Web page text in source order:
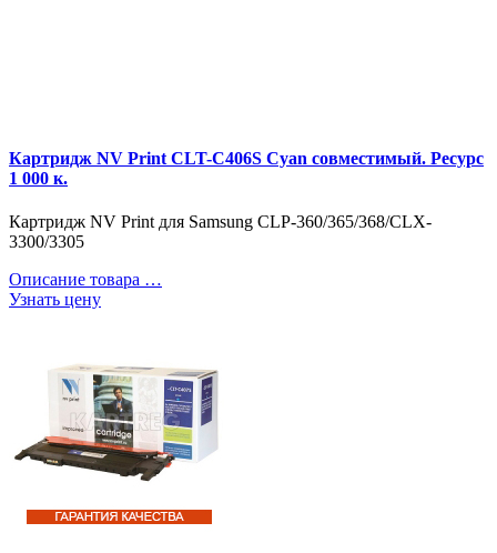
Картридж NV Print CLT-C406S Cyan совместимый. Ресурс
1 000 к.
Картридж NV Print для Samsung CLP-360/365/368/CLX-
3300/3305
Описание товара …
Узнать цену